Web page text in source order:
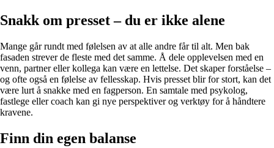
Snakk om presset – du er ikke alene
Mange går rundt med følelsen av at alle andre får til alt. Men bak
fasaden strever de fleste med det samme. Å dele opplevelsen med en
venn, partner eller kollega kan være en lettelse. Det skaper forståelse –
og ofte også en følelse av fellesskap. Hvis presset blir for stort, kan det
være lurt å snakke med en fagperson. En samtale med psykolog,
fastlege eller coach kan gi nye perspektiver og verktøy for å håndtere
kravene.
Finn din egen balanse